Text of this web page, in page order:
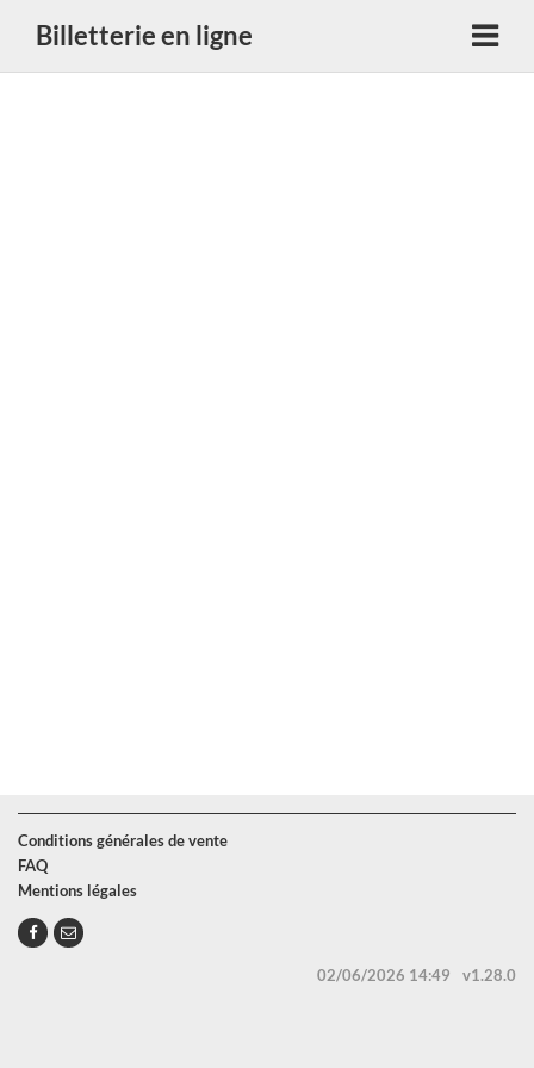
Billetterie en ligne
Conditions générales de vente
FAQ
Mentions légales
02/06/2026 14:49 v1.28.0